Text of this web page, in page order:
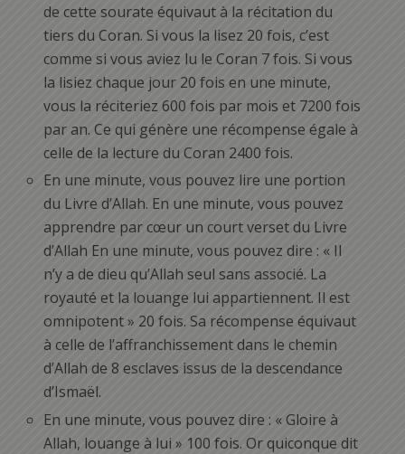
de cette sourate équivaut à la récitation du
tiers du Coran. Si vous la lisez 20 fois, c’est
comme si vous aviez lu le Coran 7 fois. Si vous
la lisiez chaque jour 20 fois en une minute,
vous la réciteriez 600 fois par mois et 7200 fois
par an. Ce qui génère une récompense égale à
celle de la lecture du Coran 2400 fois.
En une minute, vous pouvez lire une portion
du Livre d’Allah. En une minute, vous pouvez
apprendre par cœur un court verset du Livre
d’Allah En une minute, vous pouvez dire : « Il
n’y a de dieu qu’Allah seul sans associé. La
royauté et la louange lui appartiennent. Il est
omnipotent » 20 fois. Sa récompense équivaut
à celle de l’affranchissement dans le chemin
d’Allah de 8 esclaves issus de la descendance
d’Ismaël.
En une minute, vous pouvez dire : « Gloire à
Allah, louange à lui » 100 fois. Or quiconque dit